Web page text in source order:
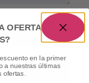
OFERTAS
en la primer
a nuestras últimas